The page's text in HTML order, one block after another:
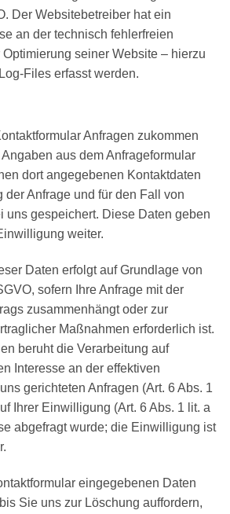
Der Websitebetreiber hat ein
an der technisch fehlerfreien
seiner Website – hierzu
Files erfasst werden.
Anfragen zukommen
aus dem Anfrageformular
dort angegebenen Kontaktdaten
der Anfrage und für den Fall von
uns gespeichert. Diese Daten geben
weiter.
Daten erfolgt auf Grundlage von
sofern Ihre Anfrage mit der
zusammenhängt oder zur
Maßnahmen erforderlich ist.
beruht die Verarbeitung auf
Interesse an der effektiven
gerichteten Anfragen (Art. 6 Abs. 1
Ihrer Einwilligung (Art. 6 Abs. 1 lit. a
abgefragt wurde; die Einwilligung ist
eingegebenen Daten
Sie uns zur Löschung auffordern,